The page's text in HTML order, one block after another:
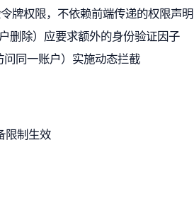
牌权限，不依赖前端传递的权限声明
删除）应要求额外的身份验证因子
同一账户）实施动态拦截
限制生效